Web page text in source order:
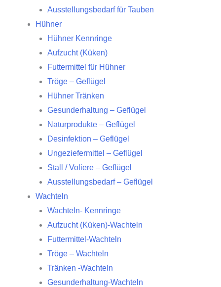
Ausstellungsbedarf für Tauben
Hühner
Hühner Kennringe
Aufzucht (Küken)
Futtermittel für Hühner
Tröge – Geflügel
Hühner Tränken
Gesunderhaltung – Geflügel
Naturprodukte – Geflügel
Desinfektion – Geflügel
Ungeziefermittel – Geflügel
Stall / Voliere – Geflügel
Ausstellungsbedarf – Geflügel
Wachteln
Wachteln- Kennringe
Aufzucht (Küken)-Wachteln
Futtermittel-Wachteln
Tröge – Wachteln
Tränken -Wachteln
Gesunderhaltung-Wachteln